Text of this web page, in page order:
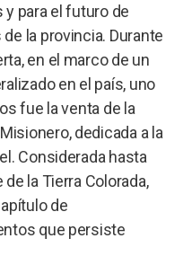
para el futuro de
la provincia. Durante
en el marco de un
en el país, uno
fue la venta de la
dedicada a la
Considerada hasta
la Tierra Colorada,
de
que persiste